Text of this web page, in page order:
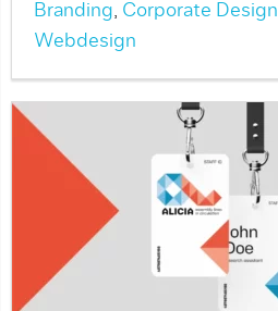
Branding, Corporate Design
Webdesign